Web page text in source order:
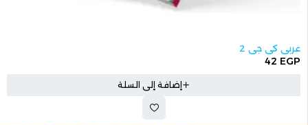
عربي كي جي 2
42EGP
إضافة إلى السلة